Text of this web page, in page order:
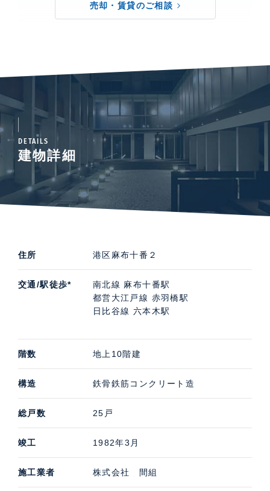
売却・賃貸のご相談
DETAILS
建物詳細
住所 港区麻布十番２
交通/駅徒歩*
南北線 麻布十番駅
都営大江戸線 赤羽橋駅
日比谷線 六本木駅
階数 地上10階建
構造 鉄骨鉄筋コンクリート造
総戸数 25戸
竣工 1982年3月
施工業者 株式会社 間組